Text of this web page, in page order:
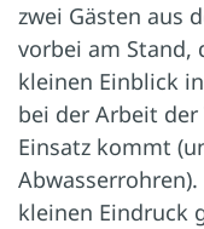
zwei Gästen aus
vorbei am Stand,
kleinen Einblick
bei der Arbeit der
Einsatz kommt
kleinen Eindruck